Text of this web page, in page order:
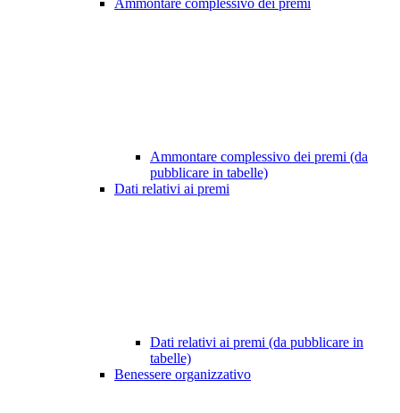
Ammontare complessivo dei premi
Ammontare complessivo dei premi (da
pubblicare in tabelle)
Dati relativi ai premi
Dati relativi ai premi (da pubblicare in
tabelle)
Benessere organizzativo